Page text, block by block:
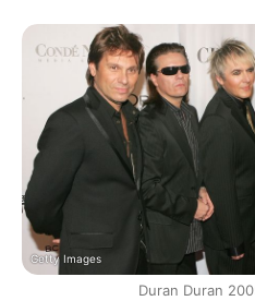
Getty Images
Duran Duran